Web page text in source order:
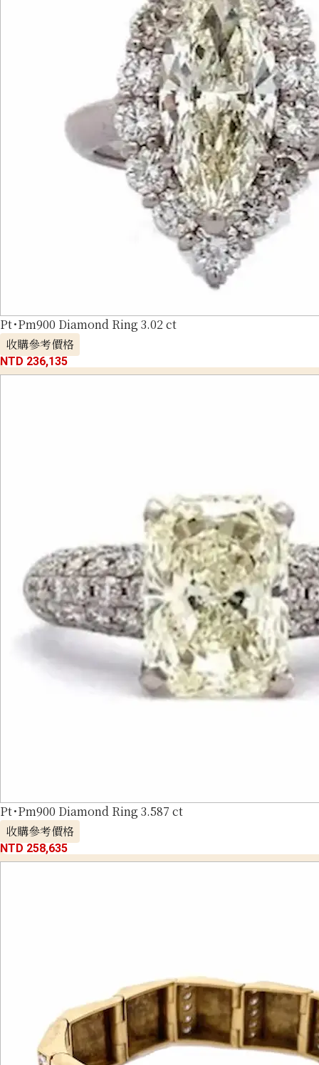
Pt･Pm900 Diamond Ring 3.02 ct
收購參考價格
NTD 236,135
Pt･Pm900 Diamond Ring 3.587 ct
收購參考價格
NTD 258,635